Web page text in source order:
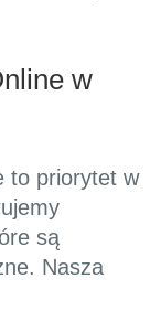
w
to priorytet w
są
Nasza